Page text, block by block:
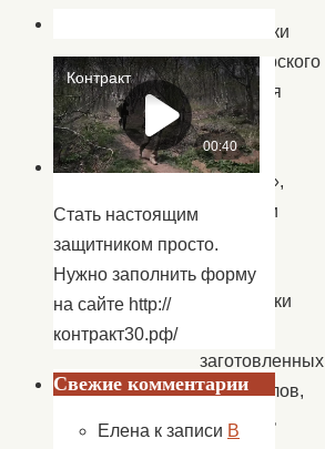
Участники
волонтерского
движения
«Мы
одна
команда»,
помогали
ребятам
собирать
корзиночки
заготовленных
материалов,
отмерять
Стать настоящим
защитником просто.
Нужно заполнить форму
на сайте http://
контракт30.рф/
Свежие комментарии
Елена к записи В